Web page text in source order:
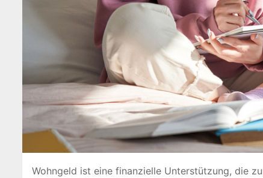
Wohngeld ist eine finanzielle Unterstützung, die